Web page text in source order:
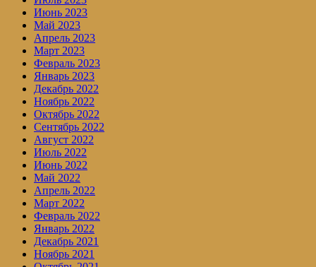
Июнь 2023
Май 2023
Апрель 2023
Март 2023
Февраль 2023
Январь 2023
Декабрь 2022
Ноябрь 2022
Октябрь 2022
Сентябрь 2022
Август 2022
Июль 2022
Июнь 2022
Май 2022
Апрель 2022
Март 2022
Февраль 2022
Январь 2022
Декабрь 2021
Ноябрь 2021